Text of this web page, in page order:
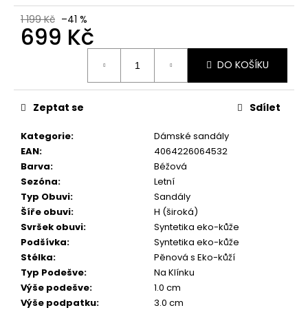
1 199 Kč –41 %
699 Kč
DO KOŠÍKU
Kategorie:
Dámské sandály
EAN:
4064226064532
Barva:
Béžová
Sezóna:
Letní
Typ Obuvi:
Sandály
Šíře obuvi:
H (široká)
Svršek obuvi:
Syntetika eko-kůže
Podšívka:
Syntetika eko-kůže
Stélka:
Pěnová s Eko-kůží
Typ Podešve:
Na Klínku
Výše podešve:
1.0 cm
Výše podpatku: 3.0 cm
Zeptat se Sdílet
DÁMSKÉ
ZDRAVOTNÍ
SANDÁLY
IB000054
PÍSKOVÁ
Kč
Původně:
999
Kč